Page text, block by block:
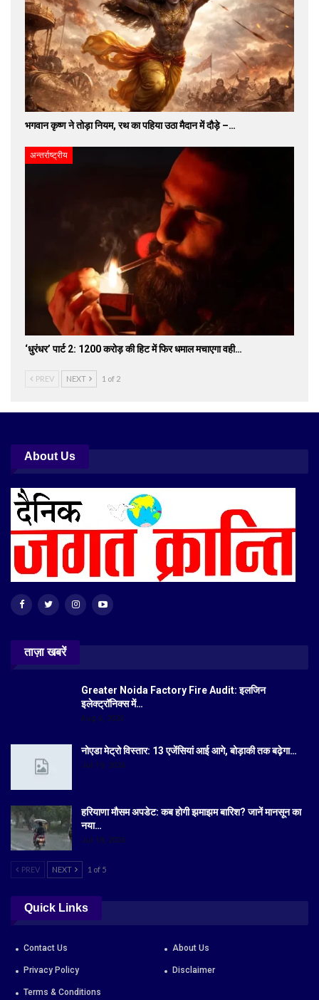
भगवान कृष्ण ने तोड़ा नियम, रथ का पहिया उठा मैदान में दौड़े –…
अन्तर्राष्ट्रीय
‘धुरंधर’ पार्ट 2: 1200 करोड़ की हिट में फिर धमाल मचाएगा वही…
PREV NEXT 1 of 2
About Us
ताज़ा खबरें
Greater Noida Factory Fire Audit: इलजिन
इलेक्ट्रॉनिक्स में…
Aug 6, 2026
नोएडा मेट्रो विस्तार: 13 एजेंसियां आई आगे, बोड़ाकी तक बढ़ेगा…
Jul 19, 2026
हरियाणा मौसम अपडेट: कब होगी झमाझम बारिश? जानें मानसून का
नया…
Jul 18, 2026
PREV NEXT 1 of 5
Quick Links
Contact Us About Us
Privacy Policy Disclaimer
Terms & Conditions